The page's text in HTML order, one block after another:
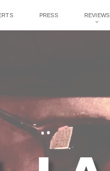
PRESS REVIEWS